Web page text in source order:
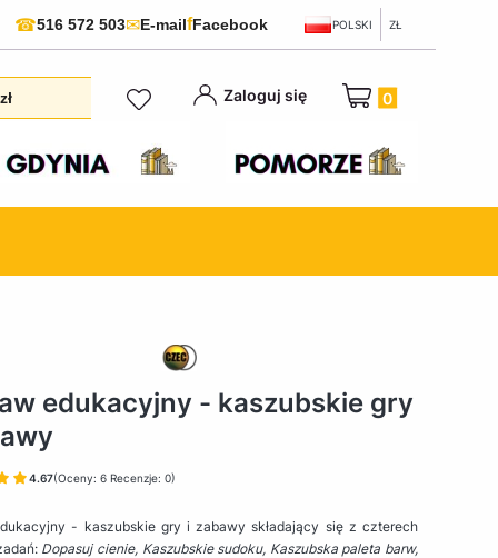
☎516 572 503✉E-mailfFacebook POLSKI ZŁ
Zaloguj się Produkty w
edukacyjny - kaszubskie gry
4.67(Oceny: 6 Recenzje: 0)
- kaszubskie gry i zabawy składający się z czterech
Dopasuj cienie, Kaszubskie sudoku, Kaszubska paleta barw,